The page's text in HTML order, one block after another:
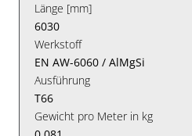
Länge [mm]
6030
Werkstoff
EN AW-6060 / AlMgSi
Ausführung
T66
Gewicht pro Meter in kg